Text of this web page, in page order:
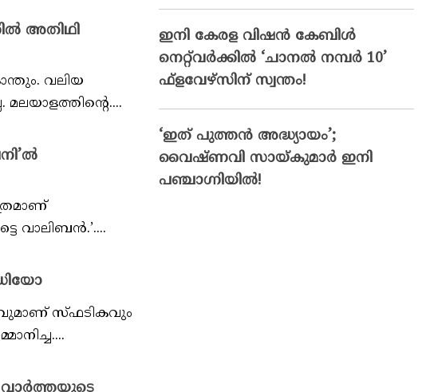
അതിഥി
വലിയ
വാലിബൻ.’....
സ്ഫടികവും
ഇനി കേരള വിഷൻ കേബിൾ
നെറ്റ്‌വർക്കിൽ ‘ചാനൽ നമ്പർ 10’
ഫ്‌ളവേഴ്‌സിന് സ്വന്തം!
‘ഇത് പുത്തൻ അദ്ധ്യായം’;
വൈഷ്‌ണവി സായ്‌കുമാർ ഇനി
പഞ്ചാഗ്നിയിൽ!